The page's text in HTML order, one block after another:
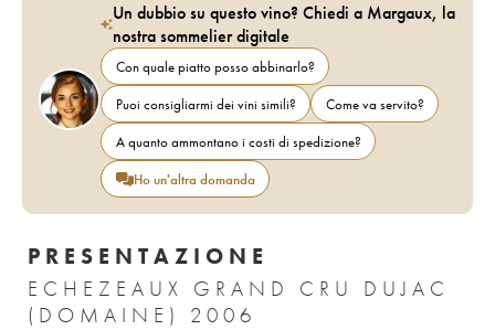
Un dubbio su questo vino? Chiedi a Margaux, la
nostra sommelier digitale
Con quale piatto posso abbinarlo?
Puoi consigliarmi dei vini simili?
Come va servito?
A quanto ammontano i costi di spedizione?
Ho un'altra domanda
PRESENTAZIONE
ECHEZEAUX GRAND CRU DUJAC
(DOMAINE) 2006